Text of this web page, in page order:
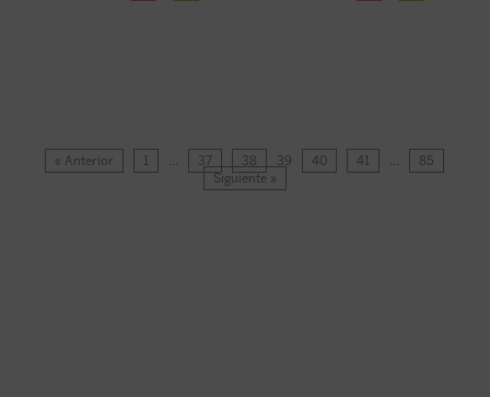
« Anterior 1 … 37 38 39 40 41 …
85
Siguiente »